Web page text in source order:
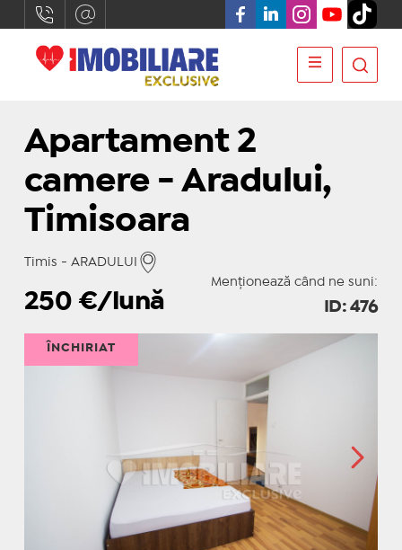
Apartament 2
camere - Aradului,
Timisoara
Timis - ARADULUI
Menționează când ne suni:
250 €/lună ID: 476
ÎNCHIRIAT